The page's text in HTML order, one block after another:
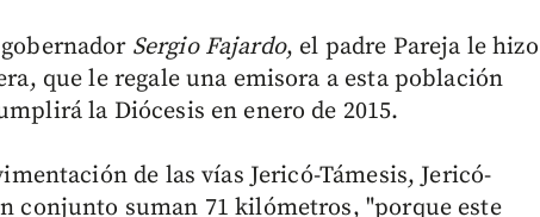
Sergio Fajardo, el padre Pareja le hizo
que le regale una emisora a esta población
la Diócesis en enero de 2015.
de las vías Jericó-Támesis, Jericó-
conjunto suman 71 kilómetros, "porque este